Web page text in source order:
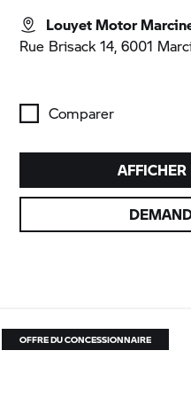
Louyet Motor
Rue Brisack 14, 6001
Comparer
OFFRE DU CONCESSIONNAIRE